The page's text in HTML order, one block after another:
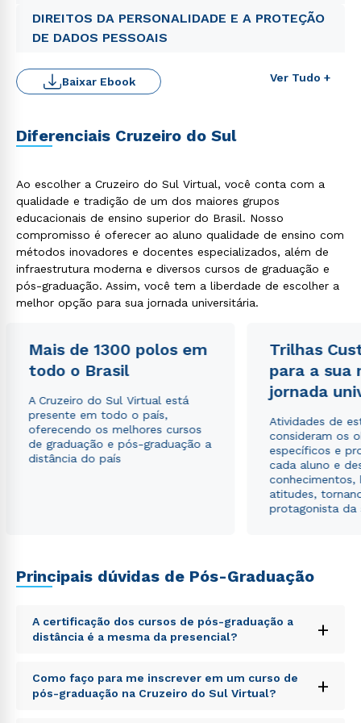
DIREITOS DA PERSONALIDADE E A PROTEÇÃO
DE DADOS PESSOAIS
Ver Tudo +
Baixar Ebook
Diferenciais Cruzeiro do Sul
Ao escolher a Cruzeiro do Sul Virtual, você conta com a
qualidade e tradição de um dos maiores grupos
educacionais de ensino superior do Brasil. Nosso
compromisso é oferecer ao aluno qualidade de ensino com
métodos inovadores e docentes especializados, além de
infraestrutura moderna e diversos cursos de graduação e
pós-graduação. Assim, você tem a liberdade de escolher a
melhor opção para sua jornada universitária.
Mais de 1300 polos em
todo o Brasil
A Cruzeiro do Sul Virtual está
presente em todo o país,
oferecendo os melhores cursos
de graduação e pós-graduação a
distância do país
Trilhas
para a sua
jornada
Atividades de
consideram os
específicos e
cada aluno e
conhecimentos,
atitudes,
protagonista da
Principais dúvidas de Pós-Graduação
A certificação dos cursos de pós-graduação a
distância é a mesma da presencial?
+
Sed ut perspiciatis unde omnis iste natus error sit
voluptatem accusantium doloremque laudantium,
totam rem aperiam, eaque ipsa quae ab illo inventore
Como faço para me inscrever em um curso de
pós-graduação na Cruzeiro do Sul Virtual?
+
Rápido e fácil
WhatsApp
ou
Estou de acordo com a Política de Privacidade.e
autorizo que meus dados sejam utilizados para o
envio de conteúdos da Cruzeiro do Sul.